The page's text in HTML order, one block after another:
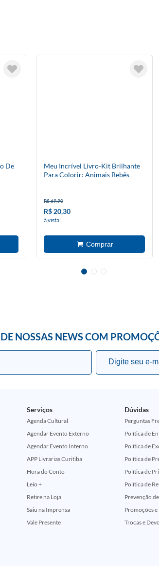
De
Meu Incrível Livro-Kit Brilhante
Para Colorir: Animais Bebês
R$ 69,90
R$ 20,30
à vista
NOSSAS NEWS COM
Serviços
Agenda Cultural
Agendar Evento Externo
Agendar Evento Interno
APP Livrarias Curitiba
Hora do Conto
Leio +
Retire na Loja
Saiu na Imprensa
Vale Presente
Dúvidas
Perguntas
Política de
Política de
Política de
Política de
Política de
Prevenção
Promoções
Trocas e